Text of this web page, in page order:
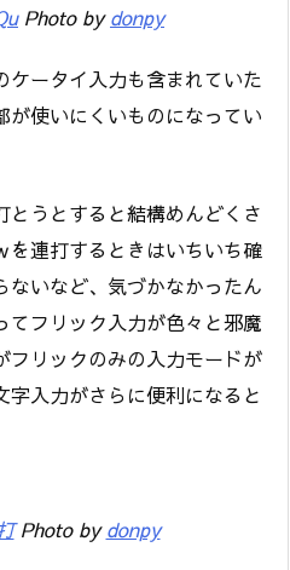
Photo bydonpy
ケータイ入力も含まれていた
が使いにくいものになってい
うとすると結構めんどくさ
を連打するときはいちいち確
ないなど、気づかなかったん
てフリック入力が色々と邪魔
フリックのみの入力モードが
入力がさらに便利になると
Photo bydonpy